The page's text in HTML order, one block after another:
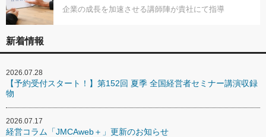
企業の成長を加速させる講師陣が貴社にて指導
新着情報
2026.07.28
【予約受付スタート！】第152回 夏季 全国経営者セミナー講演収録
物
2026.07.17
経営コラム「JMCAweb＋」更新のお知らせ